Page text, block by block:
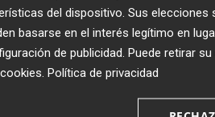
Recibe toda la
Plaza Podcast en
del dispositivo. Sus
basarse en el interés legítimo en
de publicidad . Puede retirar
Política de privacidad